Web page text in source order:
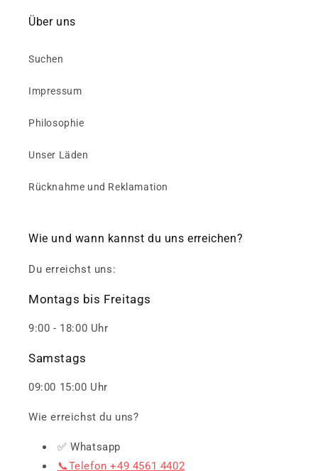
Über uns
Suchen
Impressum
Philosophie
Unser Läden
Rücknahme und Reklamation
Wie und wann kannst du uns erreichen?
Du erreichst uns:
Montags bis Freitags
9:00 - 18:00 Uhr
Samstags
09:00 15:00 Uhr
Wie erreichst du uns?
✅ Whatsapp
📞Telefon +49 4561 4402